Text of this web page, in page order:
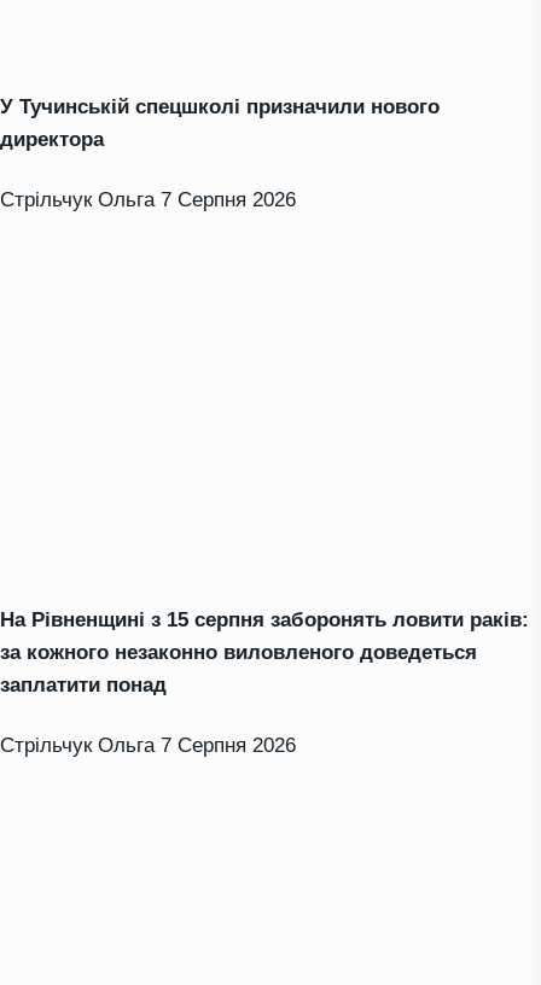
У Тучинській спецшколі призначили нового
директора
Стрільчук Ольга 7 Серпня 2026
На Рівненщині з 15 серпня заборонять ловити раків:
за кожного незаконно виловленого доведеться
заплатити понад
Стрільчук Ольга 7 Серпня 2026